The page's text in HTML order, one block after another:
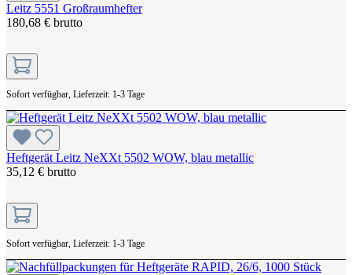
Leitz 5551 Großraumhefter
180,68 € brutto
Sofort verfügbar, Lieferzeit: 1-3 Tage
Heftgerät Leitz NeXXt 5502 WOW, blau metallic
35,12 € brutto
Sofort verfügbar, Lieferzeit: 1-3 Tage